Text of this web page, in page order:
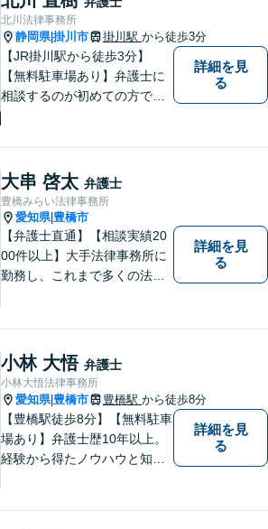
北川法律事務所
静岡県|掛川市 掛川駅 から徒歩3分
【JR掛川駅から徒歩3分】
【無料駐車場あり】弁護士に
相談するのが初めての方でも
には、可能な限り早く解決に
至るよう迅速に対応いたしま
す。まずはお気軽にご相談く
ださい。
詳細を見
る
大串 啓太 弁護士
豊橋みらい法律事務所
愛知県| 豊橋市
【弁護士直通】【相談実績20
00件以上】大手法律事務所に
勤務し、これまで多くの法律
回30分は無料ですから、お気
軽にお電話ください。
詳細を見
る
小林 大悟 弁護士
小林大悟法律事務所
愛知県| 豊橋市 豊橋駅 から徒歩8分
【豊橋駅徒歩8分】【無料駐車
場あり】弁護士歴10年以上。
経験から得たノウハウと知見
詳細を見
る